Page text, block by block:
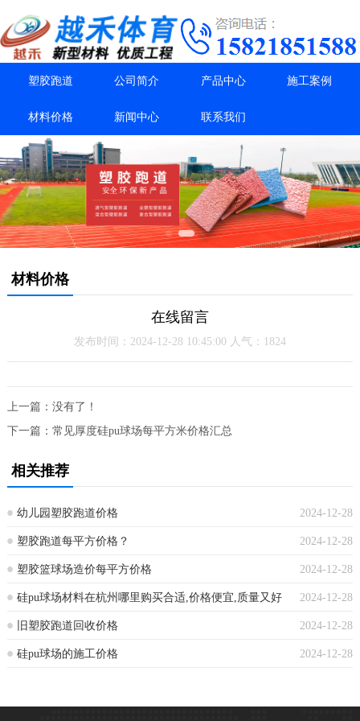
塑胶跑道 公司简介 产品中心 施工案例
材料价格 新闻中心 联系我们
材料价格
在线留言
发布时间：2024-12-28 10:45:00 人气：1824
上一篇：没有了！
下一篇： 常见厚度硅pu球场每平方米价格汇总
相关推荐
2024-12-28
幼儿园塑胶跑道价格
2024-12-28
塑胶跑道每平方价格？
2024-12-28
塑胶篮球场造价每平方价格
2024-12-28
硅pu球场材料在杭州哪里购买合适,价格便宜,质量又好
2024-12-28
旧塑胶跑道回收价格
2024-12-28
硅pu球场的施工价格